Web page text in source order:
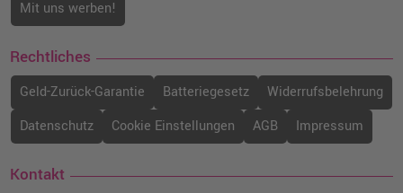
Mit uns werben!
Rechtliches
Geld-Zurück-Garantie Batteriegesetz
Widerrufsbelehrung
Datenschutz
Cookie Einstellungen AGB Impressum
Kontakt